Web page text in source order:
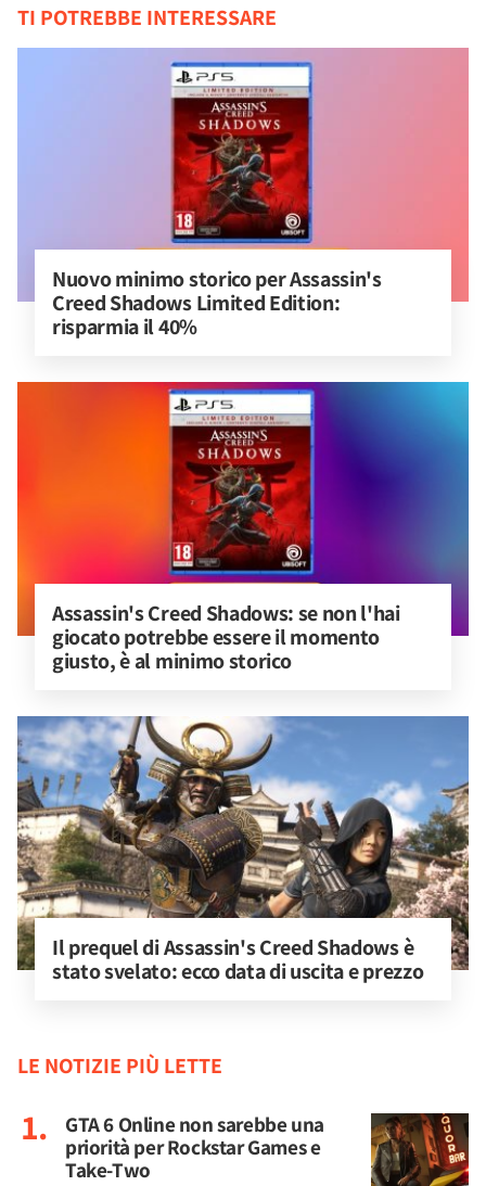
TI POTREBBE INTERESSARE
Nuovo minimo storico per Assassin's
Creed Shadows Limited Edition:
risparmia il 40%
Assassin's Creed Shadows: se non l'hai
giocato potrebbe essere il momento
giusto, è al minimo storico
Il prequel di Assassin's Creed Shadows è
stato svelato: ecco data di uscita e prezzo
LE NOTIZIE PIÙ LETTE
GTA 6 Online non sarebbe una
priorità per Rockstar Games e
Take-Two